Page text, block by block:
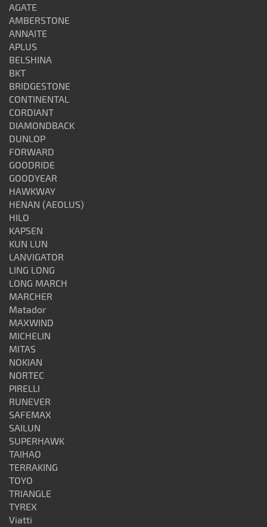
AGATE
AMBERSTONE
ANNAITE
APLUS
BELSHINA
BKT
BRIDGESTONE
CONTINENTAL
CORDIANT
DIAMONDBACK
DUNLOP
FORWARD
GOODRIDE
GOODYEAR
HAWKWAY
HENAN (AEOLUS)
HILO
KAPSEN
KUN LUN
LANVIGATOR
LING LONG
LONG MARCH
MARCHER
Matador
MAXWIND
MICHELIN
MITAS
NOKIAN
NORTEC
PIRELLI
RUNEVER
SAFEMAX
SAILUN
SUPERHAWK
TAIHAO
TERRAKING
TOYO
TRIANGLE
TYREX
Viatti